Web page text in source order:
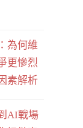
為何維
更慘烈
素解析
AI戰場